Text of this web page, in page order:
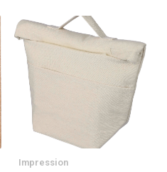
Impression